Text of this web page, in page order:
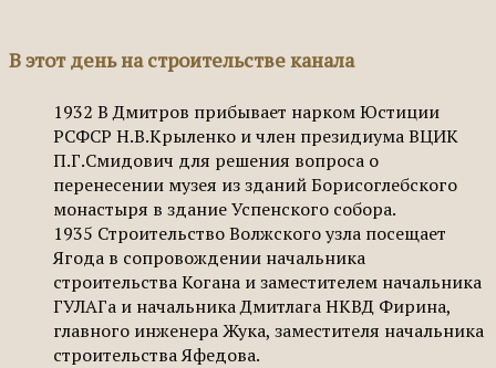
В этот день на строительстве канала
1932 В Дмитров прибывает нарком Юстиции
РСФСР Н.В.Крыленко и член президиума ВЦИК
П.Г.Смидович для решения вопроса о
перенесении музея из зданий Борисоглебского
монастыря в здание Успенского собора.
1935 Строительство Волжского узла посещает
Ягода в сопровождении начальника
строительства Когана и заместителем начальника
ГУЛАГа и начальника Дмитлага НКВД Фирина,
главного инженера Жука, заместителя начальника
строительства Яфедова.